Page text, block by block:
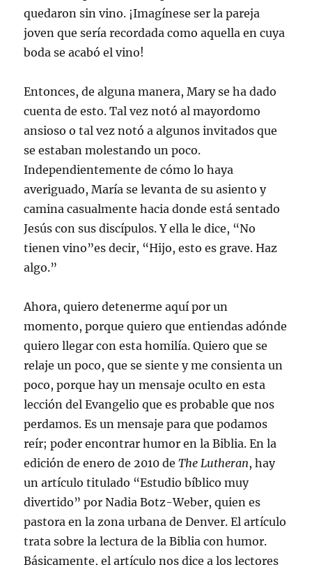
quedaron sin vino. ¡Imagínese ser la pareja
joven que sería recordada como aquella en cuya
boda se acabó el vino!
Entonces, de alguna manera, Mary se ha dado
cuenta de esto. Tal vez notó al mayordomo
ansioso o tal vez notó a algunos invitados que
se estaban molestando un poco.
Independientemente de cómo lo haya
averiguado, María se levanta de su asiento y
camina casualmente hacia donde está sentado
Jesús con sus discípulos. Y ella le dice, “No
tienen vino”es decir, “Hijo, esto es grave. Haz
algo.”
Ahora, quiero detenerme aquí por un
momento, porque quiero que entiendas adónde
quiero llegar con esta homilía. Quiero que se
relaje un poco, que se siente y me consienta un
poco, porque hay un mensaje oculto en esta
lección del Evangelio que es probable que nos
perdamos. Es un mensaje para que podamos
reír; poder encontrar humor en la Biblia. En la
edición de enero de 2010 deThe Lutheran, hay
un artículo titulado “Estudio bíblico muy
divertido” por Nadia Botz-Weber, quien es
pastora en la zona urbana de Denver. El artículo
trata sobre la lectura de la Biblia con humor.
Básicamente, el artículo nos dice a los lectores